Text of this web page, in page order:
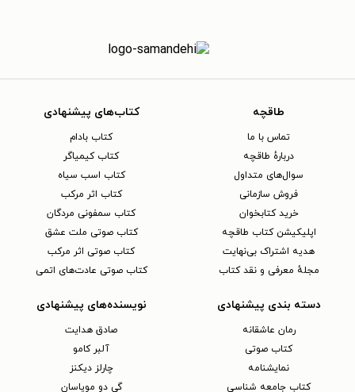
طاقچه
تماس با ما
دربارهٔ طاقچه
سوال‌های متداول
فروش سازمانی
خرید کتابخوان
اپلیکیشن کتاب طاقچه
هدیه اشتراک بی‌نهایت
مجلهٔ معرفی و نقد کتاب
کتاب‌های پیشنهادی
کتاب بادام
کتاب کیمیاگر
کتاب اسب سیاه
کتاب اثر مرکب
کتاب سمفونی مردگان
کتاب صوتی ملت عشق
کتاب صوتی اثر مرکب
کتاب صوتی عادت‌های اتمی
دسته بندی پیشنهادی
رمان عاشقانه
کتاب‌ صوتی
نمایشنامه
کتاب جامعه شناسی
نویسنده‌های پیشنهادی
صادق هدایت
آلبر کامو
چارلز دیکنز
گی دو موپاسان